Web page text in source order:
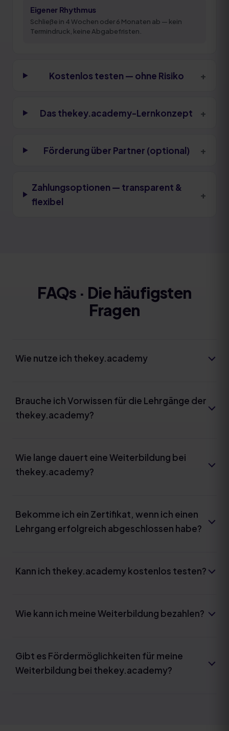
Eigener Rhythmus
Schließe in 4 Wochen oder 6 Monaten ab — kein
Termindruck, keine Abgabefristen.
Kostenlos testen — ohne Risiko +
Das thekey.academy-Lernkonzept +
Förderung über Partner (optional) +
Zahlungsoptionen — transparent &
flexibel
+
FAQs · Die häufigsten
Fragen
Wie nutze ich thekey.academy
Brauche ich Vorwissen für die Lehrgänge der
thekey.academy?
Wie lange dauert eine Weiterbildung bei
thekey.academy?
Bekomme ich ein Zertifikat, wenn ich einen
Lehrgang erfolgreich abgeschlossen habe?
Kann ich thekey.academy kostenlos testen?
Wie kann ich meine Weiterbildung bezahlen?
Gibt es Fördermöglichkeiten für meine
Weiterbildung bei thekey.academy?